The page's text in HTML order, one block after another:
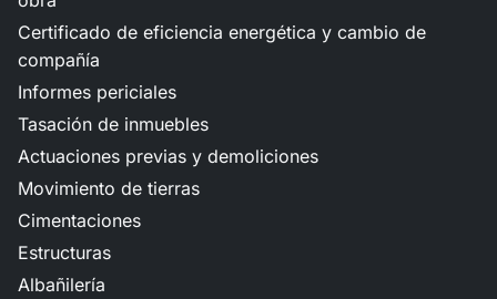
Certificado de eficiencia energética y cambio de
compañía
Informes periciales
Tasación de inmuebles
Actuaciones previas y demoliciones
Movimiento de tierras
Cimentaciones
Estructuras
Albañilería